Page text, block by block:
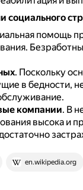
социального
помощь
. Поскольку
в бедности,
компании. В
высока и
en.wikipedia.org